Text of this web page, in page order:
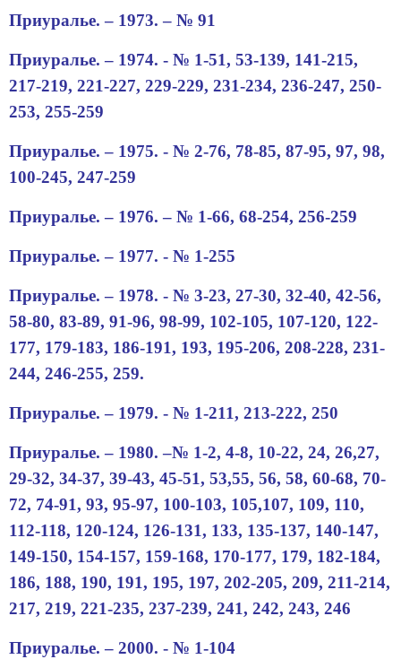
Приуралье. – 1973.– № 91
Приуралье. – 1974. - № 1-51, 53-139, 141-215,
217-219, 221-227, 229-229, 231-234, 236-247, 250-
253, 255-259
Приуралье. – 1975. - № 2-76, 78-85, 87-95, 97, 98,
100-245, 247-259
Приуралье. – 1976.– № 1-66, 68-254, 256-259
Приуралье. – 1977. - № 1-255
Приуралье. – 1978. - № 3-23, 27-30, 32-40, 42-56,
58-80, 83-89, 91-96, 98-99, 102-105, 107-120, 122-
177, 179-183, 186-191, 193, 195-206, 208-228, 231-
244, 246-255, 259.
Приуралье. – 1979. - № 1-211, 213-222, 250
Приуралье. – 1980.–№ 1-2, 4-8, 10-22, 24, 26,27,
29-32, 34-37, 39-43, 45-51, 53,55, 56, 58, 60-68, 70-
72, 74-91, 93, 95-97, 100-103, 105,107, 109, 110,
112-118, 120-124, 126-131, 133, 135-137, 140-147,
149-150, 154-157, 159-168, 170-177, 179, 182-184,
186, 188, 190, 191, 195, 197, 202-205, 209, 211-214,
217, 219, 221-235, 237-239, 241, 242, 243, 246
Приуралье. – 2000. - № 1-104